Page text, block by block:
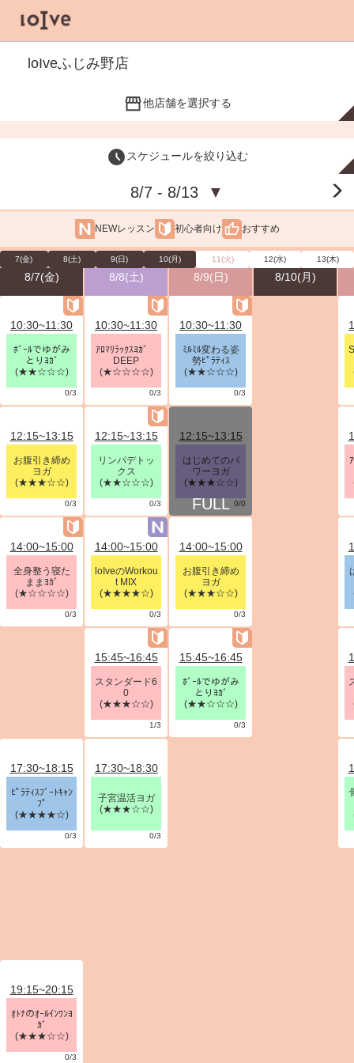
loIveふじみ野店
他店舗を選択する
スケジュールを絞り込む
8/7 - 8/13 ▼
NEWレッスン 初心者向け おすすめ
7(金) 8(土) 9(日) 10(月) 11(火) 12(水) 13(木)
8/7(金) 8/8(土) 8/9(日) 8/10(月)
10:30~11:30
ﾎﾞｰﾙでゆがみ
とりﾖｶﾞ
(★★☆☆☆)
0/3
10:30~11:30
ｱﾛﾏﾘﾗｯｸｽﾖｶﾞ
DEEP
(★☆☆☆☆)
0/3
10:30~11:30
ﾐﾙﾐﾙ変わる姿
勢ﾋﾟﾗﾃｨｽ
(★★☆☆☆)
0/3
12:15~13:15
お腹引き締め
ヨガ
(★★★☆☆)
0/3
12:15~13:15
リンパデトッ
クス
(★★☆☆☆)
0/3
12:15~13:15
はじめてのパ
ワーヨガ
(★★★☆☆)
0/0
14:00~15:00
全身整う寝た
ままﾖｶﾞ
(★☆☆☆☆)
0/3
14:00~15:00
loIveのWorkou
t MIX
(★★★★☆)
0/3
14:00~15:00
お腹引き締め
ヨガ
(★★★☆☆)
0/3
15:45~16:45
スタンダード6
0
(★★★☆☆)
1/3
15:45~16:45
ﾎﾞｰﾙでゆがみ
とりﾖｶﾞ
(★★☆☆☆)
0/3
17:30~18:15
ﾋﾟﾗﾃｨｽﾌﾞｰﾄｷｬﾝ
ﾌﾟ
(★★★★☆)
0/3
17:30~18:30
子宮温活ヨガ
(★★★☆☆)
0/3
19:15~20:15
ｵﾄﾅのｵｰﾙｲﾝﾜﾝﾖ
ｶﾞ
(★★★☆☆)
0/3